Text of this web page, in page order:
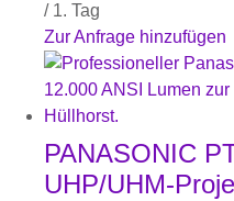
/ 1. Tag
Zur Anfrage hinzufügen
PANASONIC
UHP/UHM-